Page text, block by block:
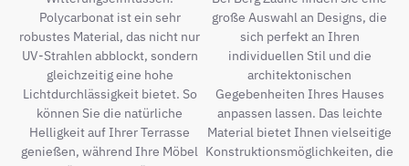
Polycarbonat ist ein sehr
robustes Material, das nicht nur
UV-Strahlen abblockt, sondern
gleichzeitig eine hohe
Lichtdurchlässigkeit bietet. So
können Sie die natürliche
Helligkeit auf Ihrer Terrasse
genießen, während Ihre Möbel
große Auswahl an Designs, die
sich perfekt an Ihren
individuellen Stil und die
architektonischen
Gegebenheiten Ihres Hauses
anpassen lassen. Das leichte
Material bietet Ihnen vielseitige
Konstruktionsmöglichkeiten, die